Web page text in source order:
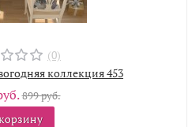
(0)
коллекция 453
899 руб.